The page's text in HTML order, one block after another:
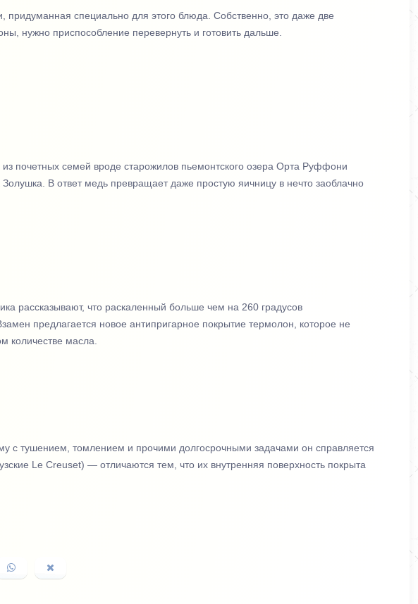
специально для этого блюда. Собственно, это даже две
нужно приспособление перевернуть и готовить дальше.
почетных семей вроде старожилов пьемонтского озера Орта Руффони
В ответ медь превращает даже простую яичницу в нечто заоблачно
рассказывают, что раскаленный больше чем на 260 градусов
предлагается новое антипригарное покрытие термолон, которое не
количестве масла.
с тушением, томлением и прочими долгосрочными задачами он справляется
Le Creuset) — отличаются тем, что их внутренняя поверхность покрыта
Поделиться
в
в